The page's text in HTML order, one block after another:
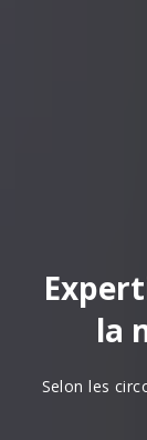
la
Selon les